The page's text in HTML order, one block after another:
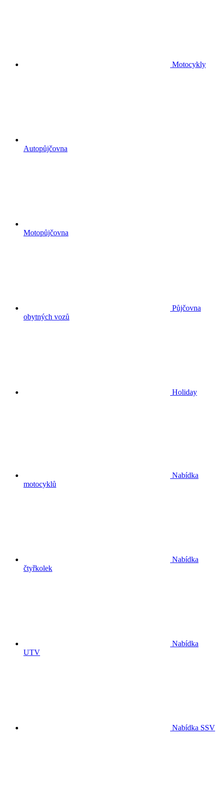
Motocykly
Autopůjčovna
Motopůjčovna
Půjčovna
obytných vozů
Holiday
Nabídka
motocyklů
Nabídka
čtyřkolek
Nabídka
UTV
Nabídka SSV